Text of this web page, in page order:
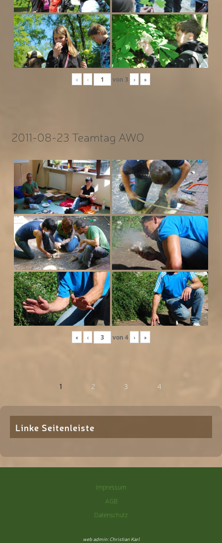
« ‹ von 3 › »
2011-08-23 Teamtag AWO
« ‹ von 4 › »
1 2 3 4
Linke Seitenleiste
Impressum
AGB
Datenschutz
web admin: Christian Karl